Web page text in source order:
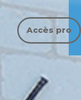
Accès pro